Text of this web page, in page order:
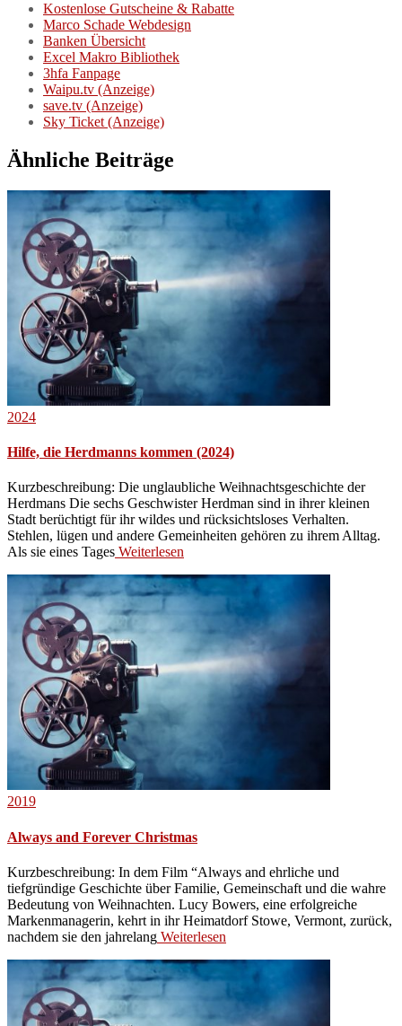
Kostenlose Gutscheine & Rabatte
Marco Schade Webdesign
Banken Übersicht
Excel Makro Bibliothek
3hfa Fanpage
Waipu.tv (Anzeige)
save.tv (Anzeige)
Sky Ticket (Anzeige)
Ähnliche Beiträge
2024
Hilfe, die Herdmanns kommen (2024)
Kurzbeschreibung: Die unglaubliche Weihnachtsgeschichte der
Herdmans Die sechs Geschwister Herdman sind in ihrer kleinen
Stadt berüchtigt für ihr wildes und rücksichtsloses Verhalten.
Stehlen, lügen und andere Gemeinheiten gehören zu ihrem Alltag.
Als sie eines Tages Weiterlesen
2019
Always and Forever Christmas
Kurzbeschreibung: In dem Film “Always and ehrliche und
tiefgründige Geschichte über Familie, Gemeinschaft und die wahre
Bedeutung von Weihnachten. Lucy Bowers, eine erfolgreiche
Markenmanagerin, kehrt in ihr Heimatdorf Stowe, Vermont, zurück,
nachdem sie den jahrelang Weiterlesen